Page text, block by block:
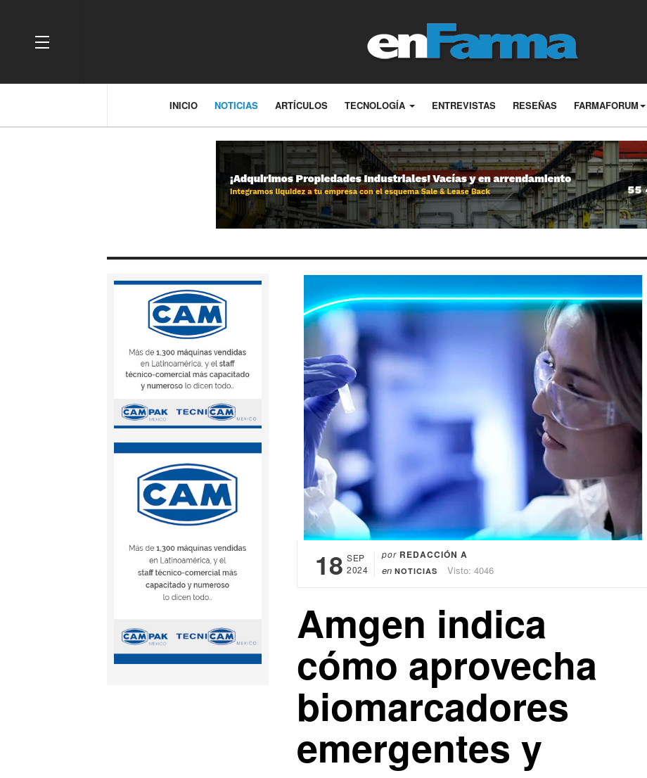
OFF CANVAS
INICIO NOTICIAS ARTÍCULOS TECNOLOGÍA ENTREVISTAS RESEÑAS FARMAFORUM
18 SEP
2024
por REDACCIÓN A
en NOTICIAS Visto: 4046
Amgen indica
cómo aprovecha
biomarcadores
emergentes y